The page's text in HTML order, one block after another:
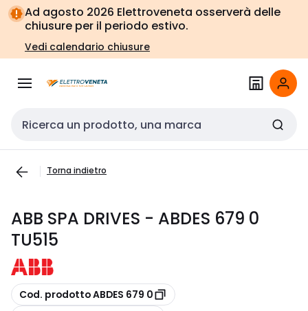
Vai alla
navigazione
Vai
alla
pagina
Ad agosto 2026 Elettroveneta osserverà delle
chiusure per il periodo estivo.
Vedi calendario chiusure
Cerca input
Torna indietro
ABB SPA DRIVES - ABDES 679 0
TU515
copia
Cod. prodotto ABDES 679 0